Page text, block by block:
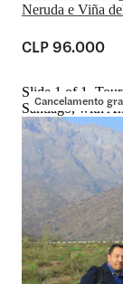
Neruda e Viña
CLP 96.000
Cancelamento
Slide 1 of 1,
Santiago, with